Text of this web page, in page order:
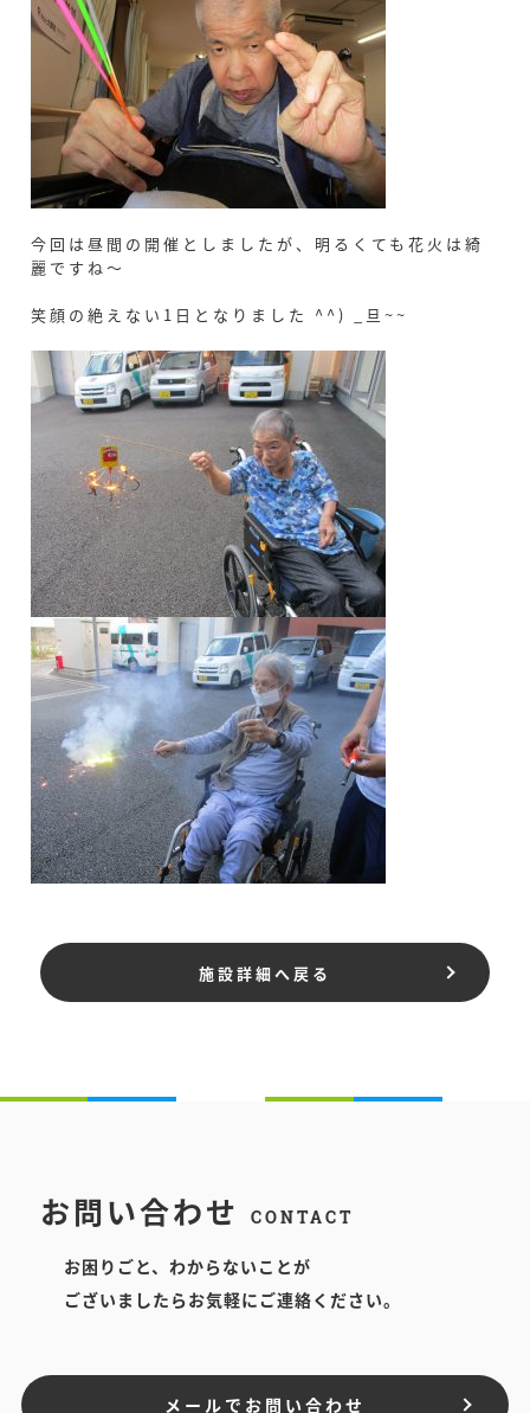
今回は昼間の開催としましたが、明るくても花火は綺
麗ですね～
笑顔の絶えない1日となりました ^^) _旦~~
施設詳細へ戻る
お問い合わせ CONTACT
お困りごと、わからないことが
ございましたらお気軽にご連絡ください。
メールでお問い合わせ